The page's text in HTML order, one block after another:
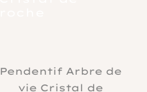
Pendentif Arbre de
vie Cristal de